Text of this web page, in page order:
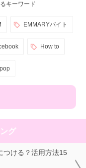
キーワード
EMMARYバイト
How to
グ
つける？活用方法15